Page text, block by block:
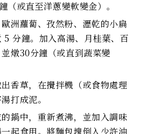
（或直至洋蔥變軟變金）。
洲蘿蔔、孜然粉、瀝乾的小扁
5 分鐘。加入高湯、月桂葉、百
燉30分鐘（或直到蔬菜變
香草，在攪拌機（或食物處理
打成泥。
鍋中，重新煮沸，並加入調味
起食用。將麵包塊倒入少許油